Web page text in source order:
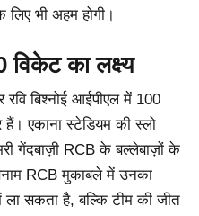
भी अहम होगी।
विकेट का लक्ष्य
बिश्नोई आईपीएल में 100
एकाना स्टेडियम की स्लो
गेंदबाज़ी RCB के बल्लेबाज़ों के
RCB मुकाबले में उनका
ला सकता है, बल्कि टीम की जीत